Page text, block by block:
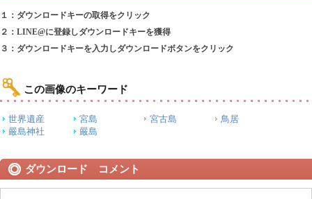
１：ダウンロードキーの取得をクリック
２：LINE@に登録しダウンロードキーを獲得
３：ダウンロードキーを入力しダウンロードボタンをクリック
この画像のキーワード
世界遺産 宮島 宮古島
鳥居
嚴島神社
嚴島
ダウンロード コメント